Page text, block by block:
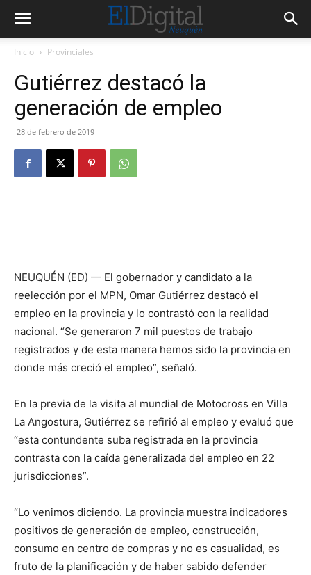
Inicio Provinciales
Gutiérrez destacó la
generación de empleo
28 de febrero de 2019
NEUQUÉN (ED) — El gobernador y candidato a la
reelección por el MPN, Omar Gutiérrez destacó el
empleo en la provincia y lo contrastó con la realidad
nacional. “Se generaron 7 mil puestos de trabajo
registrados y de esta manera hemos sido la provincia en
donde más creció el empleo”, señaló.
En la previa de la visita al mundial de Motocross en Villa
La Angostura, Gutiérrez se refirió al empleo y evaluó que
“esta contundente suba registrada en la provincia
contrasta con la caída generalizada del empleo en 22
jurisdicciones”.
“Lo venimos diciendo. La provincia muestra indicadores
positivos de generación de empleo, construcción,
consumo en centro de compras y no es casualidad, es
fruto de la planificación y de haber sabido defender